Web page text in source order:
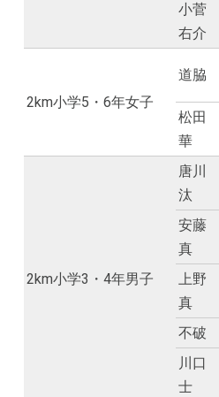
小菅
右介
2km小学5・6年女子
道脇
松田
華
2km小学3・4年男子
唐川
汰
安藤
真
上野
真
不破
川口
士